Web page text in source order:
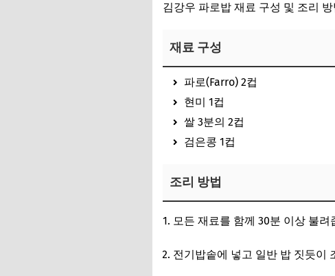
김강우 파로밥 재료 구성 및 조리
재료 구성
파로(Farro) 2컵
현미 1컵
쌀 3분의 2컵
검은콩 1컵
조리 방법
모든 재료를 함께 30분 이상 불려
전기밥솥에 넣고 일반 밥 짓듯이